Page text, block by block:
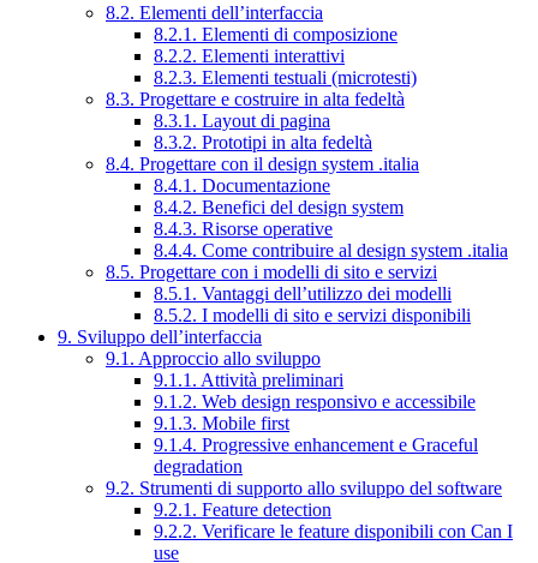
8.2. Elementi dell’interfaccia
8.2.1. Elementi di composizione
8.2.2. Elementi interattivi
8.2.3. Elementi testuali (microtesti)
8.3. Progettare e costruire in alta fedeltà
8.3.1. Layout di pagina
8.3.2. Prototipi in alta fedeltà
8.4. Progettare con il design system .italia
8.4.1. Documentazione
8.4.2. Benefici del design system
8.4.3. Risorse operative
8.4.4. Come contribuire al design system .italia
8.5. Progettare con i modelli di sito e servizi
8.5.1. Vantaggi dell’utilizzo dei modelli
8.5.2. I modelli di sito e servizi disponibili
9. Sviluppo dell’interfaccia
9.1. Approccio allo sviluppo
9.1.1. Attività preliminari
9.1.2. Web design responsivo e accessibile
9.1.3. Mobile first
9.1.4. Progressive enhancement e Graceful
degradation
9.2. Strumenti di supporto allo sviluppo del software
9.2.1. Feature detection
9.2.2. Verificare le feature disponibili con Can I
use